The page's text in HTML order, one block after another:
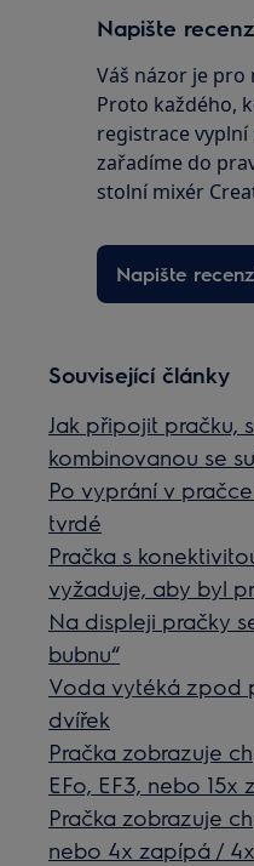
Napište
Váš názor je pro
Proto každého,
registrace
zařadíme do
stolní mixér
Napište
Související články
Jak připojit pračku,
kombinovanou se
Po vyprání v
tvrdé
Pračka s
vyžaduje, aby byl
Na displeji pračky
bubnu“
Voda vytéká zpod
dvířek
Pračka zobrazuje
EFo, EF3, nebo
Pračka zobrazuje
nebo 4x zapípá /